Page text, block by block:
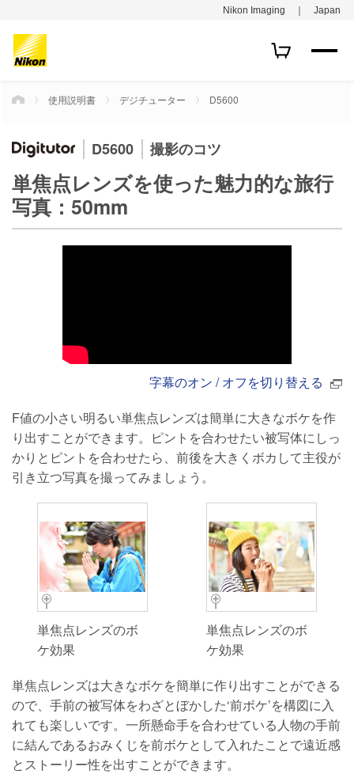
Nikon Imaging ｜ Japan
HOME使用説明書 デジチューター D5600
D5600 撮影のコツ
単焦点レンズを使った魅力的な旅行
写真：50mm
字幕のオン / オフを切り替える
F値の小さい明るい単焦点レンズは簡単に大きなボケを作
り出すことができます。ピントを合わせたい被写体にしっ
かりとピントを合わせたら、前後を大きくボカして主役が
引き立つ写真を撮ってみましょう。
単焦点レンズのボ
ケ効果
単焦点レンズのボ
ケ効果
単焦点レンズは大きなボケを簡単に作り出すことができる
ので、手前の被写体をわざとぼかした‘前ボケ’を構図に入
れても楽しいです。一所懸命手を合わせている人物の手前
に結んであるおみくじを前ボケとして入れたことで遠近感
とストーリー性を出すことができます。